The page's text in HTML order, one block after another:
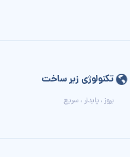
تکنولوژی زیر ساخت
بروز ، پایدار ، سریع